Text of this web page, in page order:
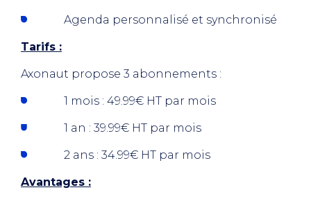
Agenda personnalisé et synchronisé
Tarifs :
Axonaut propose 3 abonnements :
1 mois : 49.99€ HT par mois
1 an : 39.99€ HT par mois
2 ans : 34.99€ HT par mois
Avantages :